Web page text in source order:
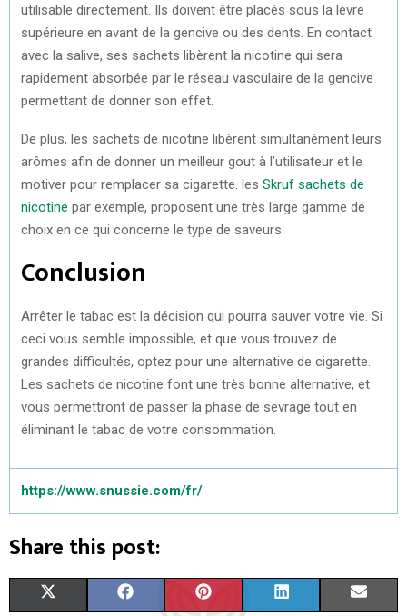
utilisable directement. Ils doivent être placés sous la lèvre
supérieure en avant de la gencive ou des dents. En contact
avec la salive, ses sachets libèrent la nicotine qui sera
rapidement absorbée par le réseau vasculaire de la gencive
permettant de donner son effet.
De plus, les sachets de nicotine libèrent simultanément leurs
arômes afin de donner un meilleur gout à l’utilisateur et le
motiver pour remplacer sa cigarette. les Skruf sachets de
nicotine par exemple, proposent une très large gamme de
choix en ce qui concerne le type de saveurs.
Conclusion
Arrêter le tabac est la décision qui pourra sauver votre vie. Si
ceci vous semble impossible, et que vous trouvez de
grandes difficultés, optez pour une alternative de cigarette.
Les sachets de nicotine font une très bonne alternative, et
vous permettront de passer la phase de sevrage tout en
éliminant le tabac de votre consommation.
https://www.snussie.com/fr/
Share this post: